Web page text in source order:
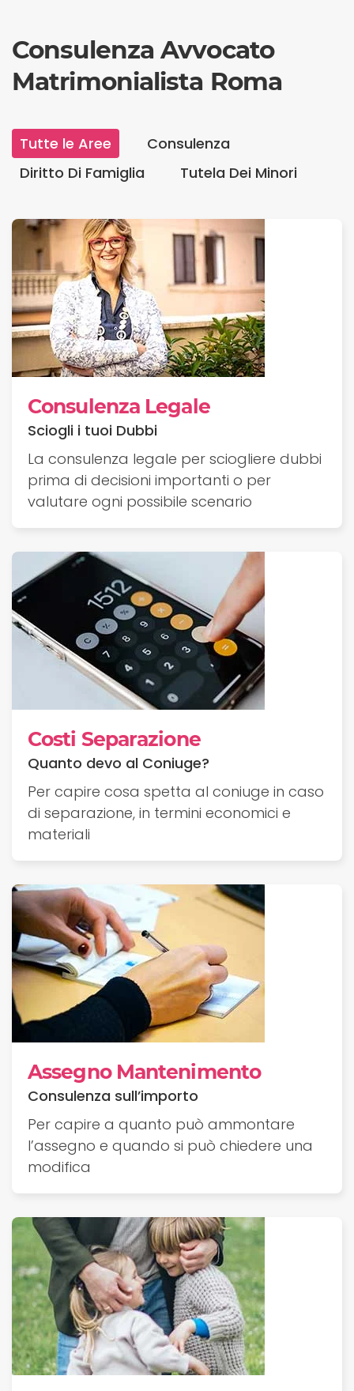
Consulenza Avvocato
Matrimonialista Roma
Tutte le Aree
Consulenza
Diritto Di Famiglia
Tutela Dei Minori
Consulenza Legale
Sciogli i tuoi Dubbi
La consulenza legale per sciogliere dubbi
prima di decisioni importanti o per
valutare ogni possibile scenario
Costi Separazione
Quanto devo al Coniuge?
Per capire cosa spetta al coniuge in caso
di separazione, in termini economici e
materiali
Assegno Mantenimento
Consulenza sull’importo
Per capire a quanto può ammontare
l’assegno e quando si può chiedere una
modifica